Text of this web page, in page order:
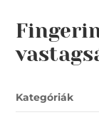
Kategóriák